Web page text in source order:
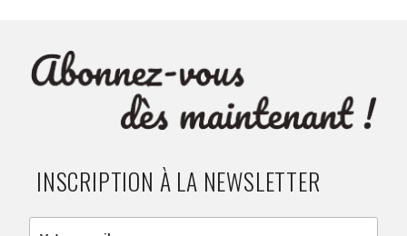
INSCRIPTION À LA NEWSLETTER